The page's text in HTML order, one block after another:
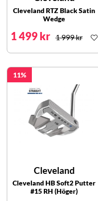
Cleveland RTZ Black Satin
Wedge
1 499 kr 1 999 kr
11
Cleveland
Cleveland HB Soft2 Putter
#15 RH (Höger)